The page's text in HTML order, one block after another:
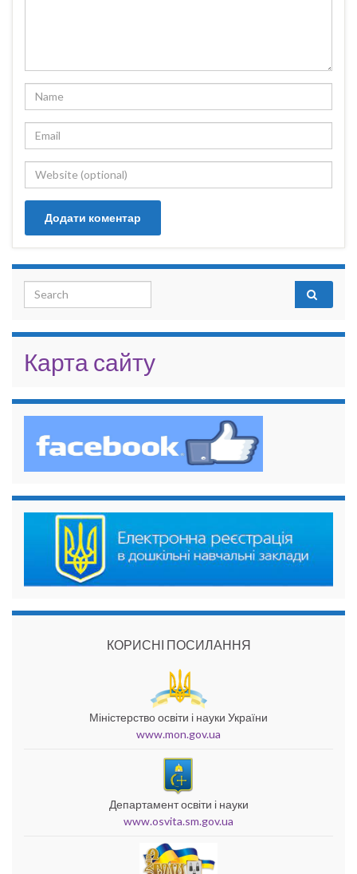
Search for:
Карта сайту
КОРИСНІ ПОСИЛАННЯ
Міністерство освіти і науки України
www.mon.gov.ua
Департамент освіти і науки
www.osvita.sm.gov.ua